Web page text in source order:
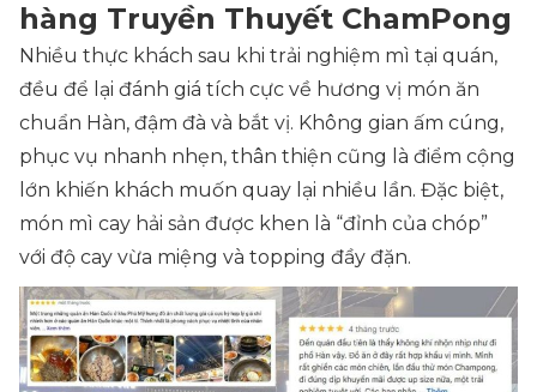
hàng Truyền Thuyết ChamPong
Nhiều thực khách sau khi trải nghiệm mì tại quán,
đều để lại đánh giá tích cực về hương vị món ăn
chuẩn Hàn, đậm đà và bắt vị. Không gian ấm cúng,
phục vụ nhanh nhẹn, thân thiện cũng là điểm cộng
lớn khiến khách muốn quay lại nhiều lần. Đặc biệt,
món mì cay hải sản được khen là “đỉnh của chóp”
với độ cay vừa miệng và topping đầy đặn.